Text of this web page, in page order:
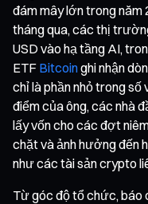
đám mây lớn trong năm
tháng qua, các thị
USD vào hạ tầng AI,
ETF Bitcoinghi nhận
chỉ là phần nhỏ trong số
điểm của ông, các nhà
lấy vốn cho các đợt
chặt và ảnh hưởng đến
như các tài sản crypto
Từ góc độ tổ chức, báo